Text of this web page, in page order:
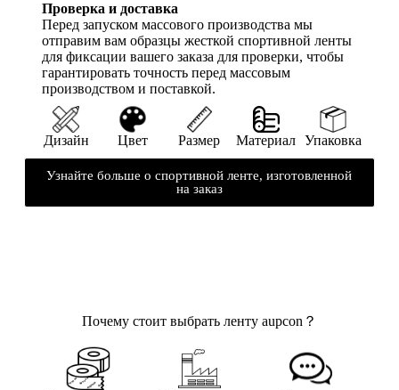
Проверка и доставка
Перед запуском массового производства мы
отправим вам образцы жесткой спортивной ленты
для фиксации вашего заказа для проверки, чтобы
гарантировать точность перед массовым
производством и поставкой.
Дизайн Цвет Размер Материал Упаковка
Узнайте больше о спортивной ленте, изготовленной
на заказ
Почему стоит выбрать ленту aupcon？
АупконАупкон